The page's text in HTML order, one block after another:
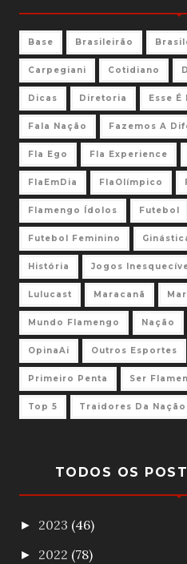
Base Brasileirão
Carpegiani Cotidiano
Dicas Diretoria Esse É
Fala Nação Fazemos A
Fla Ego Fla Experience
FlaEmDia FlaOlímpico
Flamengo Ídolos Futebol
Futebol Feminino
História Jogos
Lulucast Maracanã
Mundo Flamengo Nação
OpinaAi Outros Esportes
Primeiro Penta Ser
Top 5 Traidores Da Nação
TODOS OS
► 2023 (46)
► 2022 (78)